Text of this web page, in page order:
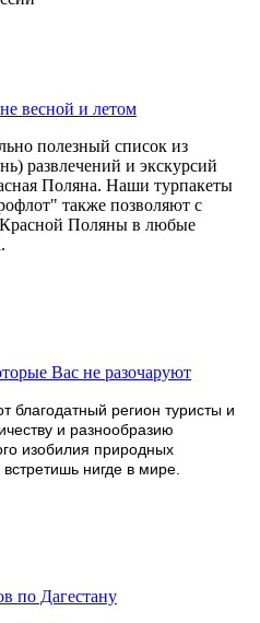
весной и летом
полезный список из
развлечений и экскурсий
Поляна. Наши турпакеты
также позволяют с
Красной Поляны в любые
Вас не разочаруют
благодатный регион туристы и
и разнообразию
изобилия природных
нигде в мире.
по Дагестану